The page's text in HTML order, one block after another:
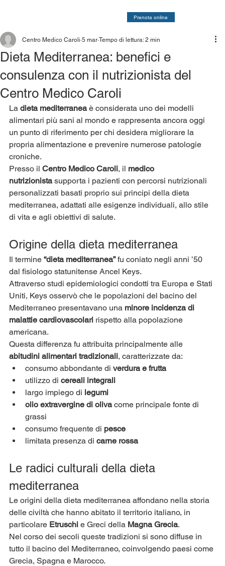
Prenota online
Dieta Mediterranea: benefici e
consulenza con il nutrizionista del
Centro Medico Caroli
Centro Medico Caroli 5 mar Tempo di lettura: 2 min
La dieta mediterranea è considerata uno dei modelli
alimentari più sani al mondo e rappresenta ancora oggi
un punto di riferimento per chi desidera migliorare la
propria alimentazione e prevenire numerose patologie
croniche.
Presso il Centro Medico Caroli, il medico
nutrizionista supporta i pazienti con percorsi nutrizionali
personalizzati basati proprio sui principi della dieta
mediterranea, adattati alle esigenze individuali, allo stile
di vita e agli obiettivi di salute.
Origine della dieta mediterranea
Il termine “dieta mediterranea” fu coniato negli anni ’50
dal fisiologo statunitense Ancel Keys.
Attraverso studi epidemiologici condotti tra Europa e Stati
Uniti, Keys osservò che le popolazioni del bacino del
Mediterraneo presentavano una minore incidenza di
malattie cardiovascolari rispetto alla popolazione
americana.
Questa differenza fu attribuita principalmente alle
abitudini alimentari tradizionali, caratterizzate da:
consumo abbondante di verdura e frutta
utilizzo di cereali integrali
largo impiego di legumi
olio extravergine di oliva come principale fonte di
grassi
consumo frequente di pesce
limitata presenza di carne rossa
Le radici culturali della dieta
mediterranea
Le origini della dieta mediterranea affondano nella storia
delle civiltà che hanno abitato il territorio italiano, in
particolare Etruschi e Greci della Magna Grecia.
Nel corso dei secoli queste tradizioni si sono diffuse in
tutto il bacino del Mediterraneo, coinvolgendo paesi come
Grecia, Spagna e Marocco.